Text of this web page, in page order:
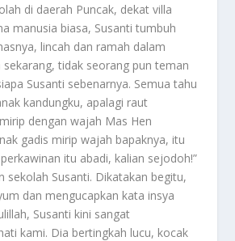
di daerah Puncak, dekat villa
manusia biasa, Susanti tumbuh
lincah dan ramah dalam
sekarang, tidak seorang pun teman
Susanti sebenarnya. Semua tahu
kandungku, apalagi raut
dengan wajah Mas Hen
gadis mirip wajah bapaknya, itu
itu abadi, kalian sejodoh!”
sekolah Susanti. Dikatakan begitu,
dan mengucapkan kata insya
Susanti kini sangat
kami. Dia bertingkah lucu, kocak